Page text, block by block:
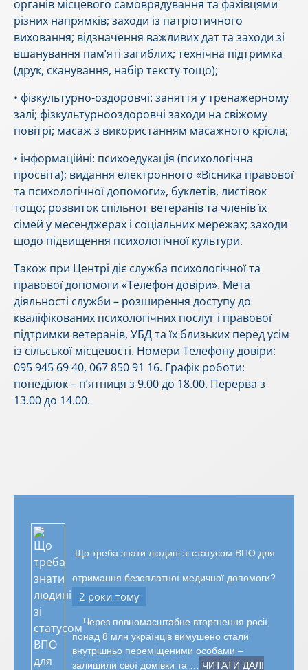
органів місцевого самоврядування та фахівцями
різних напрямків; заходи із патріотичного
виховання; відзначення важливих дат та заходи зі
вшанування пам’яті загиблих; технічна підтримка
(друк, сканування, набір тексту тощо);
• фізкультурно-оздоровчі: заняття у тренажерному
залі; фізкультурнооздоровчі заходи на свіжому
повітрі; масаж з використанням масажного крісла;
• інформаційні: психоедукація (психологічна
просвіта); видання електронного «Вісника правової
та психологічної допомоги», буклетів, листівок
тощо; розвиток спільнот ветеранів та членів їх
сімей у месенджерах і соціальних мережах; заходи
щодо підвищення психологічної культури.
Також при Центрі діє служба психологічної та
правової допомоги «Телефон довіри». Мета
діяльності служби – розширення доступу до
кваліфікованих психологічних послуг і правової
підтримки ветеранів, УБД та їх близьких перед усім
із сільської місцевості. Номери Телефону довіри:
095 945 69 40, 067 850 91 16. Графік роботи:
понеділок – п’ятниця з 9.00 до 18.00. Перерва з
13.00 до 14.00.
Що треба знати людині зі статусом ВПО для
отримання безоплатної медичної допомоги?
2 роки тому
Через повномасштабне вторгнення росії,
понад 8 млн українців вимушено стали
внутрішньо переміщеними особами –
залишили свої домівки та …
ЧИТАТИ ДАЛІ